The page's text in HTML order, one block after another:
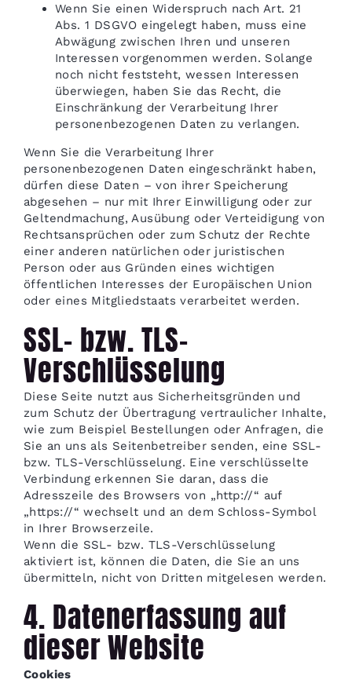
Wenn Sie einen Widerspruch nach Art. 21
Abs. 1 DSGVO eingelegt haben, muss eine
Abwägung zwischen Ihren und unseren
Interessen vorgenommen werden. Solange
noch nicht feststeht, wessen Interessen
überwiegen, haben Sie das Recht, die
Einschränkung der Verarbeitung Ihrer
personenbezogenen Daten zu verlangen.
Wenn Sie die Verarbeitung Ihrer
personenbezogenen Daten eingeschränkt haben,
dürfen diese Daten – von ihrer Speicherung
abgesehen – nur mit Ihrer Einwilligung oder zur
Geltendmachung, Ausübung oder Verteidigung von
Rechtsansprüchen oder zum Schutz der Rechte
einer anderen natürlichen oder juristischen
Person oder aus Gründen eines wichtigen
öffentlichen Interesses der Europäischen Union
oder eines Mitgliedstaats verarbeitet werden.
SSL- bzw. TLS-
Verschlüsselung
Diese Seite nutzt aus Sicherheitsgründen und
zum Schutz der Übertragung vertraulicher Inhalte,
wie zum Beispiel Bestellungen oder Anfragen, die
Sie an uns als Seitenbetreiber senden, eine SSL-
bzw. TLS-Verschlüsselung. Eine verschlüsselte
Verbindung erkennen Sie daran, dass die
Adresszeile des Browsers von „http://“ auf
„https://“ wechselt und an dem Schloss-Symbol
in Ihrer Browserzeile.
Wenn die SSL- bzw. TLS-Verschlüsselung
aktiviert ist, können die Daten, die Sie an uns
übermitteln, nicht von Dritten mitgelesen werden.
4. Datenerfassung auf
dieser Website
Cookies